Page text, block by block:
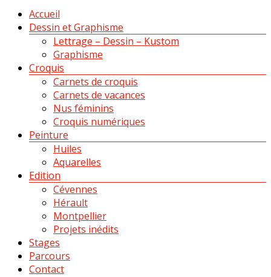
MenuAccueil
Dessin et Graphisme
Lettrage – Dessin – Kustom
Graphisme
Croquis
Carnets de croquis
Carnets de vacances
Nus féminins
Croquis numériques
Peinture
Huiles
Aquarelles
Edition
Cévennes
Hérault
Montpellier
Projets inédits
Stages
Parcours
Contact